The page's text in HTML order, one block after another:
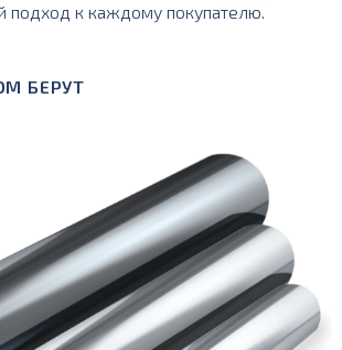
подход к каждому покупателю.
БЕРУТ